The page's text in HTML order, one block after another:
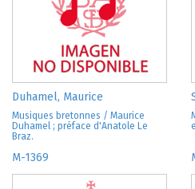
Duhamel, Maurice
Musiques bretonnes / Maurice
Duhamel ; préface d'Anatole Le
Braz.
M-1369